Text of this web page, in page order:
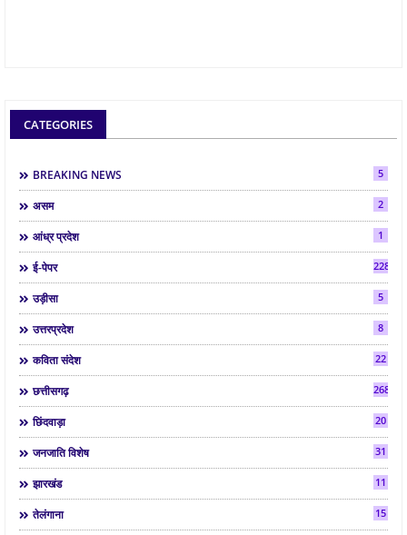
CATEGORIES
BREAKING NEWS 5
असम 2
आंध्र प्रदेश 1
ई-पेपर 2286
उड़ीसा 5
उत्तरप्रदेश 8
कविता संदेश 22
छत्तीसगढ़ 268
छिंदवाड़ा 20
जनजाति विशेष 31
झारखंड 11
तेलंगाना 15